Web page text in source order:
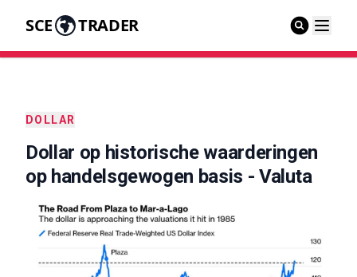
SCE TRADER
DOLLAR
Dollar op historische waarderingen
op handelsgewogen basis - Valuta